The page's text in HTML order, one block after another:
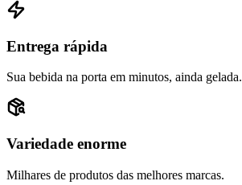
Entrega rápida
Sua bebida na porta em minutos, ainda gelada.
Variedade enorme
Milhares de produtos das melhores marcas.